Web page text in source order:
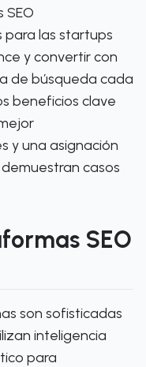
para las startups
y convertir con
de búsqueda cada
beneficios clave
y una asignación
casos
SEO
son sofisticadas
inteligencia
para